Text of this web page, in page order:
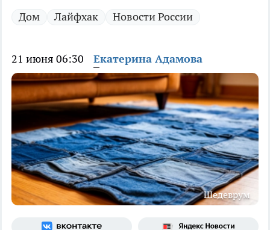
Дом Лайфхак Новости России
21 июня 06:30 Екатерина Адамова
Шедеврум